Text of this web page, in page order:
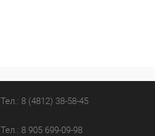
Тел.: 8 (4812) 38-58-45
Тел.: 8 905 699-09-98